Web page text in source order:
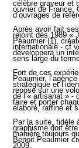
célèbre graveur et
ouvrier de France,
d’ouvrages de
Après avoir fait
rejoint dès 1989 «
Peaumier (1),
internationale - cf
développera un
sens large du
Fort de ces
Peaumier,
stratégique et
repose sur une
de l’« artisanat » -
faire et porter
élaboré, raffiné et
Par la suite, fidèle
graphisme doit
manière toujours
Benoit Peaumier
2009.